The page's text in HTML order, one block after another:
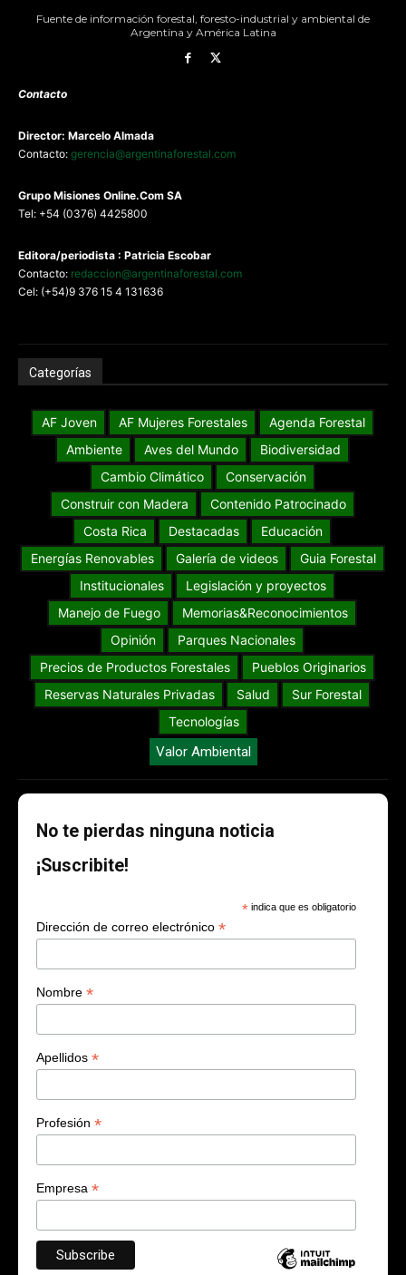
Fuente de información forestal, foresto-industrial y ambiental de
Argentina y América Latina
Contacto
Director: Marcelo Almada
Contacto: gerencia@argentinaforestal.com
Grupo Misiones Online.Com SA
Tel: +54 (0376) 4425800
Editora/periodista : Patricia Escobar
Contacto: redaccion@argentinaforestal.com
Cel: (+54)9 376 15 4 131636
Categorías
AF Joven AF Mujeres Forestales
Agenda Forestal
Ambiente
Aves del Mundo
Biodiversidad
Cambio Climático
Conservación
Construir con Madera
Contenido Patrocinado
Costa Rica
Destacadas
Educación
Energías Renovables
Galería de videos
Guia Forestal
Institucionales
Legislación y proyectos
Manejo de Fuego
Memorias&Reconocimientos
Opinión
Parques Nacionales
Precios de Productos Forestales
Pueblos Originarios
Reservas Naturales Privadas
Salud
Sur Forestal
Tecnologías
Valor Ambiental
No te pierdas ninguna noticia
¡Suscribite!
* indica que es obligatorio
Dirección de correo electrónico *
Nombre *
Apellidos *
Profesión *
Empresa *